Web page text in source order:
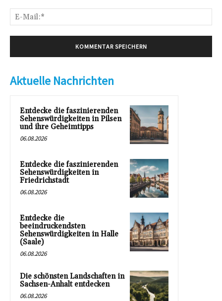
Aktuelle Nachrichten
Entdecke die faszinierenden
Sehenswürdigkeiten in Pilsen
und ihre Geheimtipps
06.08.2026
Entdecke die faszinierenden
Sehenswürdigkeiten in
Friedrichstadt
06.08.2026
Entdecke die
beeindruckendsten
Sehenswürdigkeiten in Halle
(Saale)
06.08.2026
Die schönsten Landschaften in
Sachsen-Anhalt entdecken
06.08.2026